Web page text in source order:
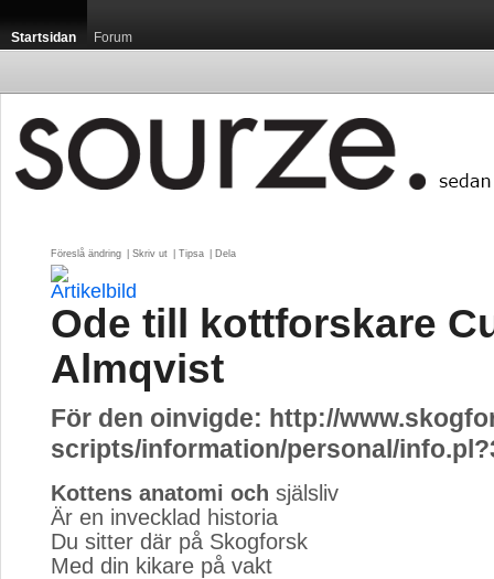
Startsidan Forum
Föreslå ändring Skriv ut Tipsa Dela
Ode till kottforskare
Almqvist
För den oinvigde: http://
scripts/information/personal/
Kottens anatomi och själsliv
Är en invecklad historia
Du sitter där på Skogforsk
Med din kikare på vakt